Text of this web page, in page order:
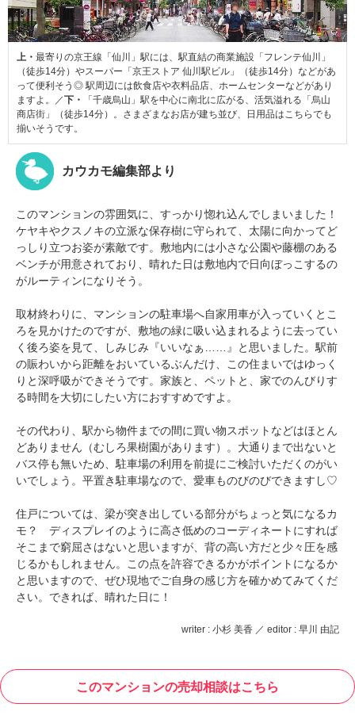
上・ 最寄りの京王線「仙川」駅には、駅直結の商業施設「フレンテ仙川」
（徒歩14分）やスーパー「京王ストア 仙川駅ビル」（徒歩14分）などがあ
って便利そう◎ 駅周辺には飲食店や衣料品店、ホームセンターなどがあり
ますよ。／下・
「千歳烏山」駅を中心に南北に広がる、活気溢れる「烏山
商店街」（徒歩14分）。さまざまなお店が建ち並び、日用品はこちらでも
揃いそうです。
カウカモ編集部より
このマンションの雰囲気に、すっかり惚れ込んでしまいました！
ケヤキやクスノキの立派な保存樹に守られて、太陽に向かってど
っしり立つお姿が素敵です。敷地内には小さな公園や藤棚のある
ベンチが用意されており、晴れた日は敷地内で日向ぼっこするの
がルーティンになりそう。
取材終わりに、マンションの駐車場へ自家用車が入っていくとこ
ろを見かけたのですが、敷地の緑に吸い込まれるように去ってい
く後ろ姿を見て、しみじみ『いいなぁ……』と思いました。駅前
の賑わいから距離をおいているぶんだけ、この住まいではゆっく
りと深呼吸ができそうです。家族と、ペットと、家でのんびりす
る時間を大切にしたい方におすすめですよ。
その代わり、駅から物件までの間に買い物スポットなどはほとん
どありません（むしろ果樹園があります）。大通りまで出ないと
バス停も無いため、駐車場の利用を前提にご検討いただくのがい
いでしょう。平置き駐車場なので、愛車ものびのびできますし♡
住戸については、梁が突き出している部分がちょっと気になるカ
モ？ ディスプレイのように高さ低めのコーディネートにすれば
そこまで窮屈さはないと思いますが、背の高い方だと少々圧を感
じるかもしれません。この点を許容できるかがポイントになるか
と思いますので、ぜひ現地でご自身の感じ方を確かめてみてくだ
さい。できれば、晴れた日に！
writer : 小杉 美香 ／ editor : 早川 由記
このマンションの売却相談はこちら